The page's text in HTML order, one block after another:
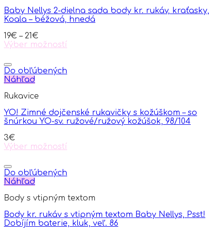
may
be
on
the
page
Baby Nellys 2-dielna sada body kr. rukáv, kraťasky,
Koala – béžová, hnedá
19€ – 21€
Výber možností
product
has
multiple
The
may
be
on
the
page
Do obľúbených
Náhľad
Rukavice
YO! Zimné dojčenské rukavičky s kožúškom – so
šnúrkou YO-sv. ružové/ružový kožúšok, 98/104
3€
Výber možností
product
has
multiple
The
may
be
Do obľúbených
Náhľad
Body s vtipným textom
Body kr. rukáv s vtipným textom Baby Nellys, Psst!
Dobíjím baterie, kluk, veľ. 86